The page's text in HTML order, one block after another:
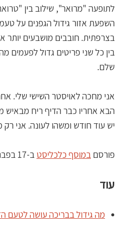
לתופעה "מרוּאר", שילוב בין
בצרפתית. חובבים מושבעים יותר
בין כל שני פריטים גדול לפעמים
שלם.
אני מחכה לאויסטר השישי שלי.
הבא אחריו כבר הדיף ריח מבאיש
יש עוד חודש ומשהו לעונה. אני
פורסם במוסף כלכליסט ב-17 בפברואר 2022
עוד
מה גידול בבריכה עושה לטעם